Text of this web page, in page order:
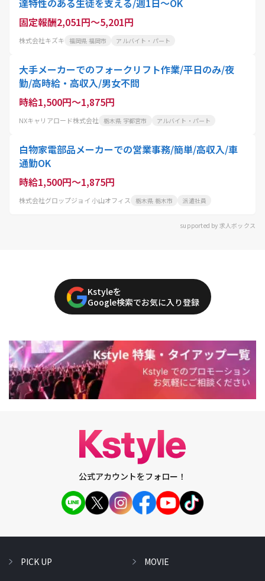
達特性のある生徒を支える/週1日～OK
固定報酬2,051円～5,201円
株式会社キズキ 福岡県 福岡市 アルバイト・パート
大手メーカーでのフォークリフト作業/平日のみ/夜
勤/高時給・高収入/男女不問
時給1,500円～1,875円
NXキャリアロード株式会社 栃木県 宇都宮市 アルバイト・パート
白物家電部品メーカーでの営業事務/簡単/高収入/車
通勤OK
時給1,500円～1,875円
株式会社グロップジョイ 小山オフィス 栃木県 栃木市 派遣社員
supported by 求人ボックス
Kstyleを
Google検索でお気に入り登録
公式アカウントをフォロー！
PICK UP
MOVIE